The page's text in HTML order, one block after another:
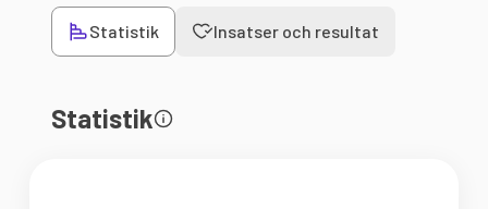
Statistik Insatser och resultat
Statistik